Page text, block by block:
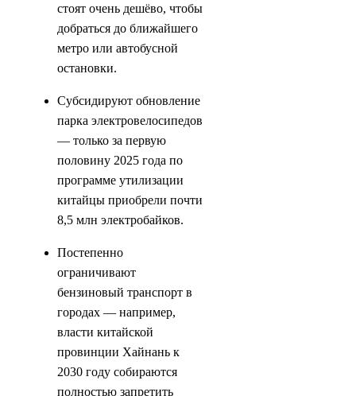
стоят очень дешёво, чтобы
добраться до ближайшего
метро или автобусной
остановки.
Субсидируют обновление
парка электровелосипедов
— только за первую
половину 2025 года по
программе утилизации
китайцы приобрели почти
8,5 млн электробайков.
Постепенно
ограничивают
бензиновый транспорт в
городах — например,
власти китайской
провинции Хайнань к
2030 году собираются
полностью запретить